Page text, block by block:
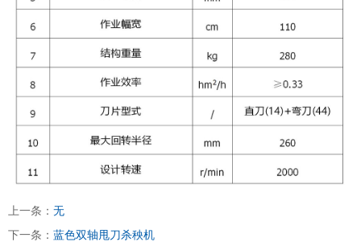
上一条： 无
下一条： 蓝色双轴甩刀杀秧机